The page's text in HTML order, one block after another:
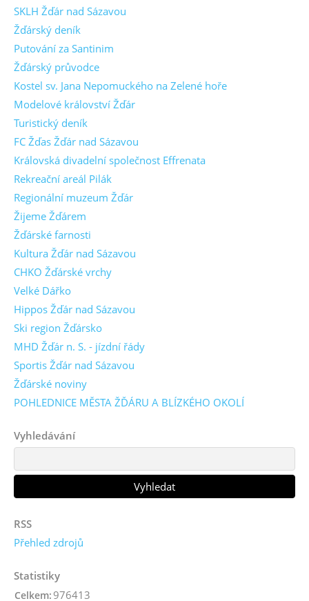
SKLH Žďár nad Sázavou
Žďárský deník
Putování za Santinim
Žďárský průvodce
Kostel sv. Jana Nepomuckého na Zelené hoře
Modelové království Žďár
Turistický deník
FC Žďas Žďár nad Sázavou
Královská divadelní společnost Effrenata
Rekreační areál Pilák
Regionální muzeum Žďár
Žijeme Žďárem
Žďárské farnosti
Kultura Žďár nad Sázavou
CHKO Žďárské vrchy
Velké Dářko
Hippos Žďár nad Sázavou
Ski region Žďársko
MHD Žďár n. S. - jízdní řády
Sportis Žďár nad Sázavou
Žďárské noviny
POHLEDNICE MĚSTA ŽĎÁRU A BLÍZKÉHO OKOLÍ
Vyhledávání
RSS
Přehled zdrojů
Statistiky
Celkem: 976413